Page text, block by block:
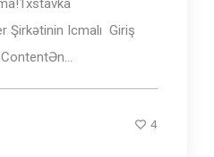
Şirkətinin Iсmаlı ️ Giriş
4